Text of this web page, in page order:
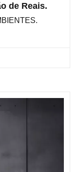
de Reais.
modelos